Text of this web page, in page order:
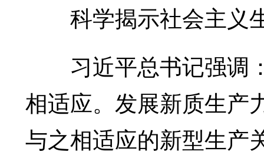
科学揭示社会主义
习近平总书记强调：
相适应。发展新质生产
与之相适应的新型生产